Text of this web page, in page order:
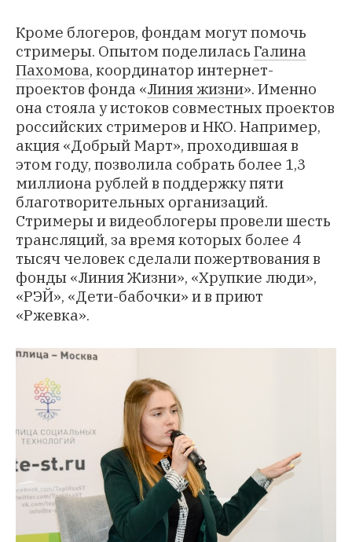
Кроме блогеров, фондам могут помочь
стримеры. Опытом поделилась Галина
Пахомова, координатор интернет-
проектов фонда «Линия жизни». Именно
она стояла у истоков совместных проектов
российских стримеров и НКО. Например,
акция «Добрый Март», проходившая в
этом году, позволила собрать более 1,3
миллиона рублей в поддержку пяти
благотворительных организаций.
Стримеры и видеоблогеры провели шесть
трансляций, за время которых более 4
тысяч человек сделали пожертвования в
фонды «Линия Жизни», «Хрупкие люди»,
«РЭЙ», «Дети-бабочки» и в приют
«Ржевка».